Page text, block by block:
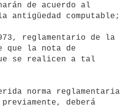
de acuerdo al
computable;
que la nota de
se realicen a tal
deberá